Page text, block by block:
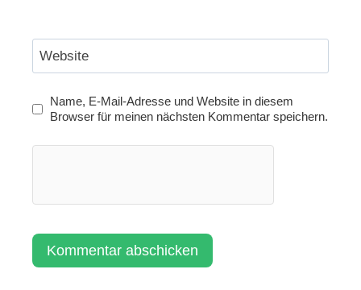
Website
Name, E-Mail-Adresse und Website in diesem
Browser für meinen nächsten Kommentar speichern.